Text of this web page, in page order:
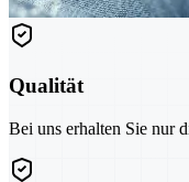
Qualität
Bei uns erhalten Sie nur